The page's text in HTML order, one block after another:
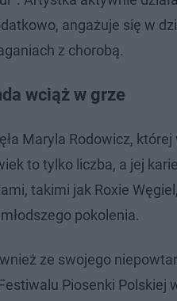
angażuje się w
z chorobą.
wciąż w grze
Maryla Rodowicz,
to tylko liczba, a jej
takimi jak Roxie
pokolenia.
ze swojego
Piosenki